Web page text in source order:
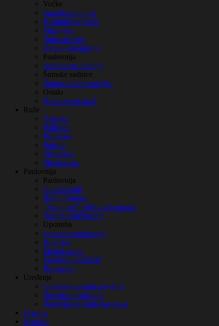
Voćke
Jagodičasto voće
Koštuničavo voće
Mini voće
Stubasto voće
Duplo kalemljenje
Paulovnija
Sadnice paulovnije
Šumske sadnice
Šumski sadni materijal
Ostalo
Dekorativni malč
Ruže
Čajevke
Polijante
Penjačice
Polegle
Stablašice
Minijaturne
Paulovnija
Paulovnija
O paulovniji
Rast i osobine
"Agroplan" selekcija i ponuda
Sadnja i održavanje
Upotreba
Upotreba paulovnije
Biomasa
Međukultura
Ekološki prečišćač
Pčelarstvo
Uređenje
Uređenje zelenih površina
Sistemi za zalivanje
Postavljanje tepih travnjaka
O nama
Kontakt